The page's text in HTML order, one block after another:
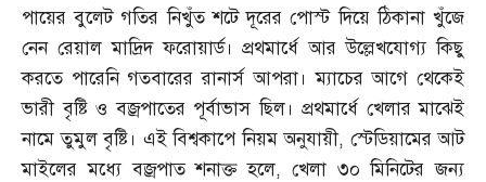
পায়ের বুলেট গতির নিখুঁত শটে দূরের পোস্ট দিয়ে ঠিকানা খুঁজে
নেন রেয়াল মাদ্রিদ ফরোয়ার্ড। প্রথমার্ধে আর উল্লেখযোগ্য কিছু
করতে পারেনি গতবারের রানার্স আপরা। ম্যাচের আগে থেকেই
ভারী বৃষ্টি ও বজ্রপাতের পূর্বাভাস ছিল। প্রথমার্ধে খেলার মাঝেই
নামে তুমুল বৃষ্টি। এই বিশ্বকাপে নিয়ম অনুযায়ী, স্টেডিয়ামের আট
মাইলের মধ্যে বজ্রপাত শনাক্ত হলে, খেলা ৩০ মিনিটের জন্য